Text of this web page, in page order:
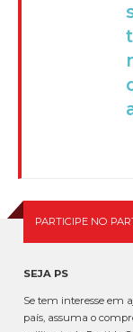
PARTICIPE NO
SEJA PS
Se tem interesse em
país, assuma o